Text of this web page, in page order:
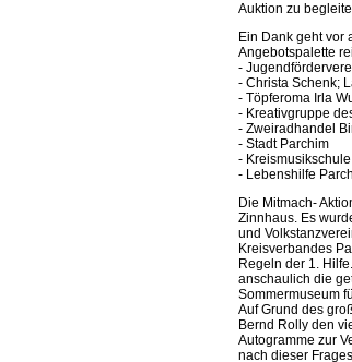
Auktion zu
Ein Dank geht vor
Angebotspalette
-
- Christa Schenk;
- Töpferoma Irla
- Kreativgruppe
- Zweiradhandel
- Stadt Parchim
-
- Lebenshilfe
Die Mitmach-
Zinnhaus. Es
und
Kreisverbandes
Regeln der 1.
anschaulich die
Sommermuseum
Auf Grund des
Bernd Rolly den
Autogramme zur
nach dieser